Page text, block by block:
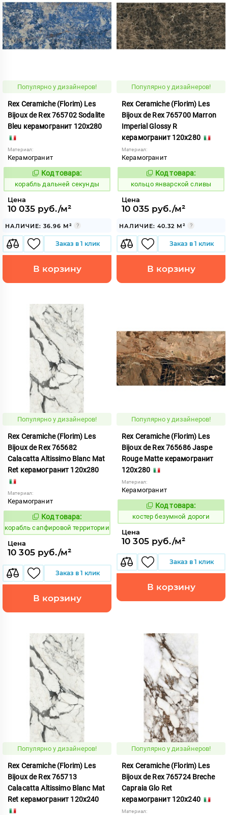
Популярно у дизайнеров!
Rex Ceramiche (Florim) Les
Bijoux de Rex 765702 Sodalite
Bleu керамогранит 120x280
Материал:
Керамогранит
768712
Код товара:
корабль дальней секунды
Цена
10 035 руб./м²
НАЛИЧИЕ: 36.96 М²
Заказ в 1 клик
В корзину
Популярно у дизайнеров!
Rex Ceramiche (Florim) Les
Bijoux de Rex 765700 Marron
Imperial Glossy R
керамогранит 120x280
Материал:
Керамогранит
749636
Код товара:
кольцо январской сливы
Цена
10 035 руб./м²
НАЛИЧИЕ: 40.32 М²
Заказ в 1 клик
В корзину
Популярно у дизайнеров!
Rex Ceramiche (Florim) Les
Bijoux de Rex 765682
Calacatta Altissimo Blanc Mat
Ret керамогранит 120x280
Материал:
Керамогранит
775854
Код товара:
корабль сапфировой территории
Цена
10 305 руб./м²
Заказ в 1 клик
В корзину
Популярно у дизайнеров!
Rex Ceramiche (Florim) Les
Bijoux de Rex 765686 Jaspe
Rouge Matte керамогранит
120x280
Материал:
Керамогранит
811647
Код товара:
костер безумной дороги
Цена
10 305 руб./м²
Заказ в 1 клик
В корзину
Популярно у дизайнеров!
Rex Ceramiche (Florim) Les
Bijoux de Rex 765713
Calacatta Altissimo Blanc Mat
Ret керамогранит 120x240
Популярно у дизайнеров!
Rex Ceramiche (Florim) Les
Bijoux de Rex 765724 Breche
Capraia Glo Ret
керамогранит 120x240
Материал: